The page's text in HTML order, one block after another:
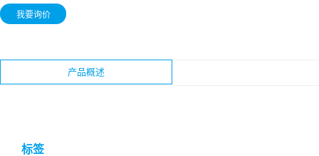
我要询价
产品概述
标签